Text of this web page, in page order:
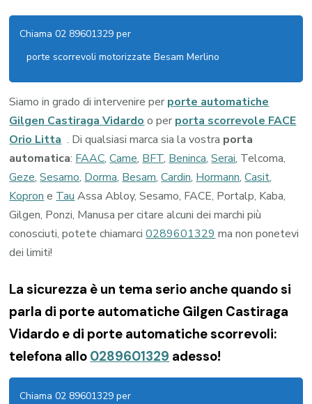
Chiama 02 89601329 per
porte scorrevoli motorizzate Besam Merlino
Siamo in grado di intervenire per porte automatiche
Gilgen Castiraga Vidardo o per porta scorrevole FACE
Orio Litta . Di qualsiasi marca sia la vostra porta
automatica: FAAC,Came, BFT, Beninca,Serai, Telcoma,
Geze,Sesamo, Dorma, Besam,Cardin, Hormann,Casit,
Kopron e Tau Assa Abloy, Sesamo, FACE, Portalp, Kaba,
Gilgen, Ponzi, Manusa per citare alcuni dei marchi più
conosciuti, potete chiamarci0289601329 ma non ponetevi
dei limiti!
La sicurezza è un tema serio anche quando si
parla di porte automatiche Gilgen Castiraga
Vidardo e di porte automatiche scorrevoli:
telefona allo 0289601329 adesso!
Chiama 02 89601329 per